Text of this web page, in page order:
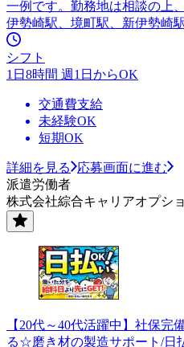
一例です。勤務地は相談の上
伊勢崎駅、境町駅、新伊勢崎
シフト
1日8時間 週1日からOK
交通費支給
未経験OK
短期OK
詳細を見る
応募画面に進む
派遣労働者
株式会社綜合キャリアオプシ
【20代～40代活躍中】社保
る☆磨き材の製造サポート/日